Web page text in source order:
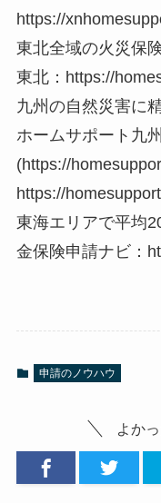
https://
東北全域の火災保
東北：https://
九州の自然災害に
ホームサポート九州
(https://
https://
東海エリアで平均
金保険申請ナビ：
申請のノウハウ
よか